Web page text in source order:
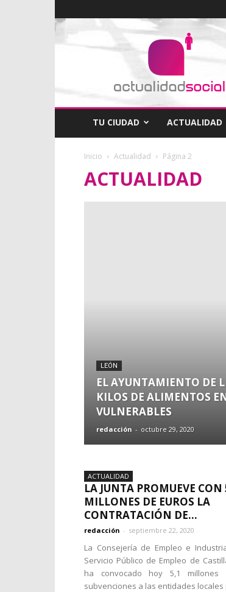
TU CIUDAD ACTUALIDAD
Inicio Actualidad Página 2
ACTUALIDAD
LEÓN
EL AYUNTAMIENTO DE
KILOS DE ALIMENTOS
VULNERABLES
redacción - octubre 29, 2020
ACTUALIDAD
LA JUNTA PROMUEVE CON
MILLONES DE EUROS LA
CONTRATACIÓN DE...
redacción - septiembre 22, 2020
La Consejería de Empleo e
Servicio Público de Empleo de
ha convocado hoy 5,1
subvenciones a las entidades